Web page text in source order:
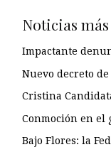
Noticias
Impactante
Nuevo decreto
Cristina
Conmoción en el
Bajo Flores: la